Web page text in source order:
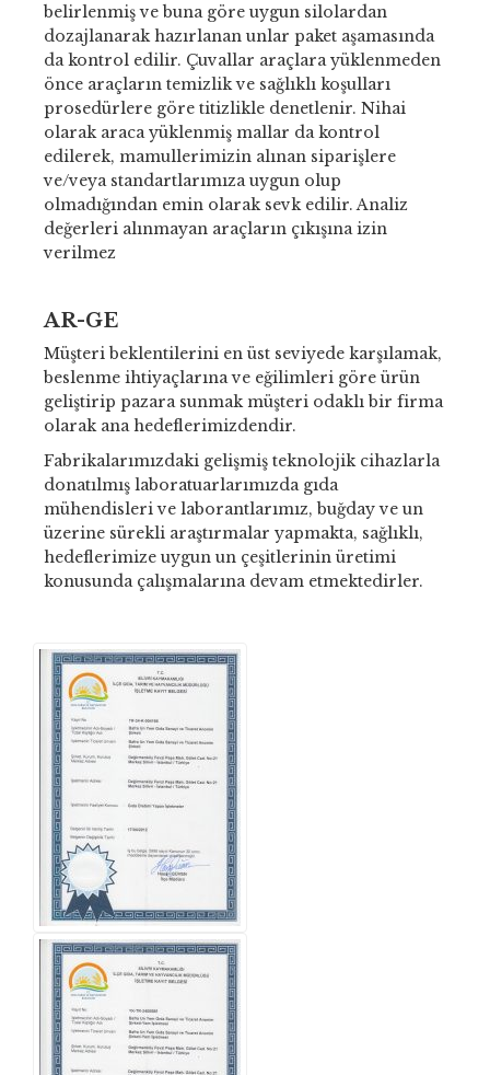
belirlenmiş ve buna göre uygun silolardan
dozajlanarak hazırlanan unlar paket aşamasında
da kontrol edilir. Çuvallar araçlara yüklenmeden
önce araçların temizlik ve sağlıklı koşulları
prosedürlere göre titizlikle denetlenir. Nihai
olarak araca yüklenmiş mallar da kontrol
edilerek, mamullerimizin alınan siparişlere
ve/veya standartlarımıza uygun olup
olmadığından emin olarak sevk edilir. Analiz
değerleri alınmayan araçların çıkışına izin
verilmez
AR-GE
Müşteri beklentilerini en üst seviyede karşılamak,
beslenme ihtiyaçlarına ve eğilimleri göre ürün
geliştirip pazara sunmak müşteri odaklı bir firma
olarak ana hedeflerimizdendir.
Fabrikalarımızdaki gelişmiş teknolojik cihazlarla
donatılmış laboratuarlarımızda gıda
mühendisleri ve laborantlarımız, buğday ve un
üzerine sürekli araştırmalar yapmakta, sağlıklı,
hedeflerimize uygun un çeşitlerinin üretimi
konusunda çalışmalarına devam etmektedirler.